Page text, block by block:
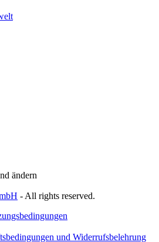
ändern
- All rights reserved.
und Widerrufsbelehrung